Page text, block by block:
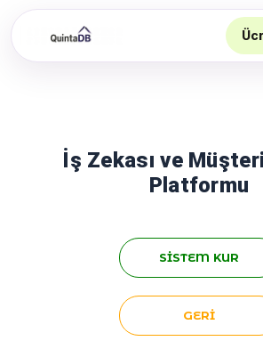
İş Zekası ve
Platformu
SISTEM KUR
GERI